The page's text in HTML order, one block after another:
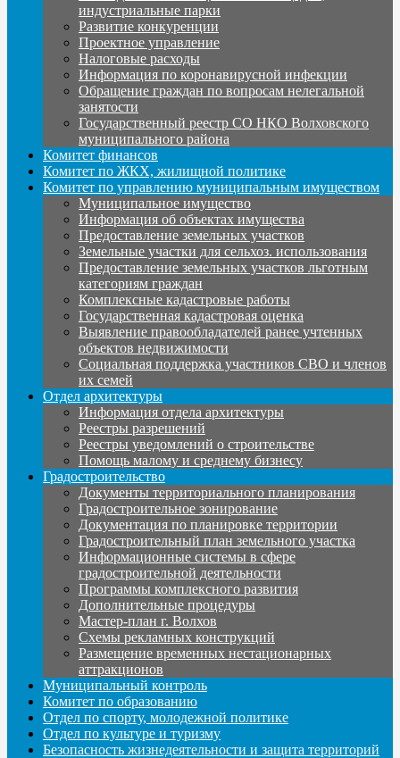
индустриальные парки
Развитие конкуренции
Проектное управление
Налоговые расходы
Информация по коронавирусной инфекции
Обращение граждан по вопросам нелегальной
занятости
Государственный реестр СО НКО Волховского
муниципального района
Комитет финансов
Комитет по ЖКХ, жилищной политике
Комитет по управлению муниципальным имуществом
Муниципальное имущество
Информация об объектах имущества
Предоставление земельных участков
Земельные участки для сельхоз. использования
Предоставление земельных участков льготным
категориям граждан
Комплексные кадастровые работы
Государственная кадастровая оценка
Выявление правообладателей ранее учтенных
объектов недвижимости
Социальная поддержка участников СВО и членов
их семей
Отдел архитектуры
Информация отдела архитектуры
Реестры разрешений
Реестры уведомлений о строительстве
Помощь малому и среднему бизнесу
Градостроительство
Документы территориального планирования
Градостроительное зонирование
Документация по планировке территории
Градостроительный план земельного участка
Информационные системы в сфере
градостроительной деятельности
Программы комплексного развития
Дополнительные процедуры
Мастер-план г. Волхов
Схемы рекламных конструкций
Размещение временных нестационарных
аттракционов
Муниципальный контроль
Комитет по образованию
Отдел по спорту, молодежной политике
Отдел по культуре и туризму
Безопасность жизнедеятельности и защита территорий